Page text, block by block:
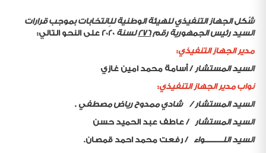
شُكل الجهاز التنفيذي للهيئة الوطنية للِانتخابات بموجب قرارات
السيد رئيس الجمهورية رقم276 لسنة 2020 على النحو التالي:
مدير الجهاز التنفيذي:
السيد المستشار/ أسامة محمد امين غازي
نواب مدير الجهاز التنفيذي:
السيد المستشار/ شادي ممدوح رياض مصطفي .
السيد المستشار/ عاطف عبد الحميد حسن
السيد اللــــــــــواء/رفعت محمد احمد قمصان.